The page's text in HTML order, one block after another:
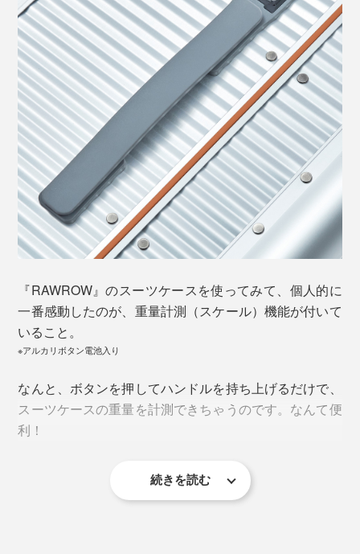
『RAWROW』のスーツケースを使ってみて、個人的に
一番感動したのが、重量計測（スケール）機能が付いて
いること。
※アルカリボタン電池入り
なんと、ボタンを押してハンドルを持ち上げるだけで、
スーツケースの重量を計測できちゃうのです。なんて便
利！
続きを読む